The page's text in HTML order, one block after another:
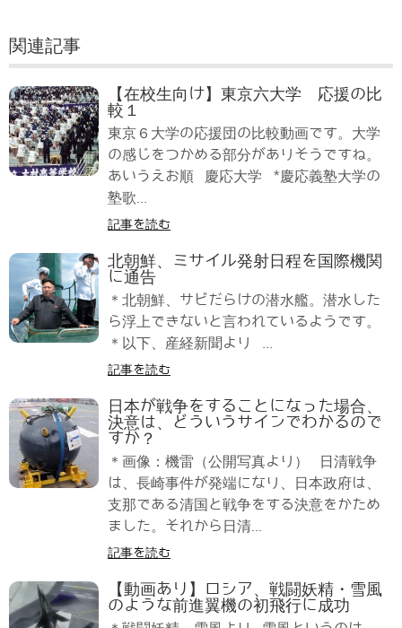
関連記事
【在校生向け】東京六大学 応援の比
較１
東京６大学の応援団の比較動画です。大学
の感じをつかめる部分がありそうですね。
あいうえお順 慶応大学 *慶応義塾大学の
塾歌...
記事を読む
北朝鮮、ミサイル発射日程を国際機関
に通告
＊北朝鮮、サビだらけの潜水艦。潜水した
ら浮上できないと言われているようです。
＊以下、産経新聞より ...
記事を読む
日本が戦争をすることになった場合、
決意は、どういうサインでわかるので
すか？
＊画像：機雷（公開写真より） 日清戦争
は、長崎事件が発端になり、日本政府は、
支那である清国と戦争をする決意をかため
ました。それから日清...
記事を読む
【動画あり】ロシア、戦闘妖精・雪風
のような前進翼機の初飛行に成功